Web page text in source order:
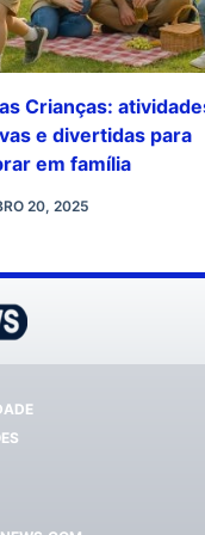
Crianças:
e divertidas para
em família
20, 2025